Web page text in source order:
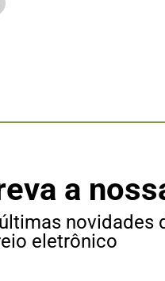
a
novidades
eletrônico